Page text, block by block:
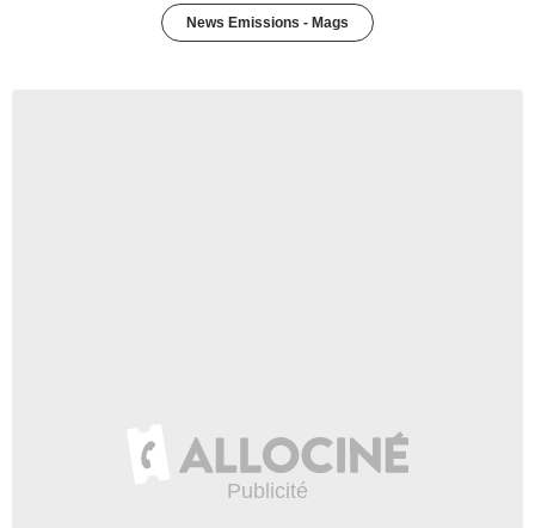
News Emissions - Mags